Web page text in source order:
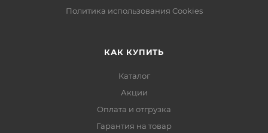
Политика использования Cookies
КАК КУПИТЬ
Каталог
Акции
Оплата и отгрузка
Гарантия на товар